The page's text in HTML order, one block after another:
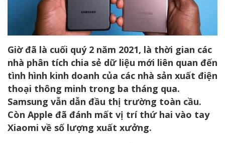
Giờ đã là cuối quý 2 năm 2021, là thời gian các
nhà phân tích chia sẻ dữ liệu mới liên quan đến
tình hình kinh doanh của các nhà sản xuất điện
thoại thông minh trong ba tháng qua.
Samsung vẫn dẫn đầu thị trường toàn cầu.
Còn Apple đã đánh mất vị trí thứ hai vào tay
Xiaomi về số lượng xuất xưởng.